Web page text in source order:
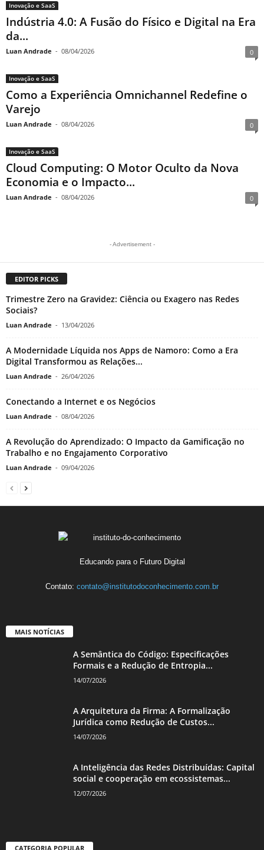
Inovação e SaaS
Indústria 4.0: A Fusão do Físico e Digital na Era
da...
Luan Andrade - 08/04/2026 0
Inovação e SaaS
Como a Experiência Omnichannel Redefine o
Varejo
Luan Andrade - 08/04/2026 0
Inovação e SaaS
Cloud Computing: O Motor Oculto da Nova
Economia e o Impacto...
Luan Andrade - 08/04/2026 0
- Advertisement -
EDITOR PICKS
Trimestre Zero na Gravidez: Ciência ou Exagero nas Redes
Sociais?
Luan Andrade - 13/04/2026
A Modernidade Líquida nos Apps de Namoro: Como a Era
Digital Transformou as Relações...
Luan Andrade - 26/04/2026
Conectando a Internet e os Negócios
Luan Andrade - 08/04/2026
A Revolução do Aprendizado: O Impacto da Gamificação no
Trabalho e no Engajamento Corporativo
Luan Andrade - 09/04/2026
Educando para o Futuro Digital
Contato: contato@institutodoconhecimento.com.br
MAIS NOTÍCIAS
A Semântica do Código: Especificações
Formais e a Redução de Entropia...
14/07/2026
A Arquitetura da Firma: A Formalização
Jurídica como Redução de Custos...
14/07/2026
A Inteligência das Redes Distribuídas: Capital
social e cooperação em ecossistemas...
12/07/2026
CATEGORIA POPULAR